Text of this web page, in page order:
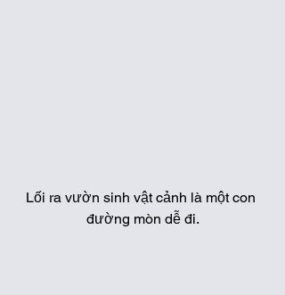
Lối ra vườn sinh vật cảnh là một con
đường mòn dễ đi.